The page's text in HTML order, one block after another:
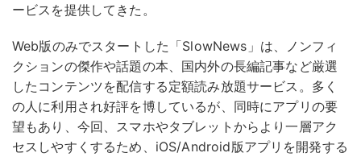
ービスを提供してきた。
Web版のみでスタートした「SlowNews」は、ノンフィ
クションの傑作や話題の本、国内外の長編記事など厳選
したコンテンツを配信する定額読み放題サービス。多く
の人に利用され好評を博しているが、同時にアプリの要
望もあり、今回、スマホやタブレットからより一層アク
セスしやすくするため、iOS/Android版アプリを開発する